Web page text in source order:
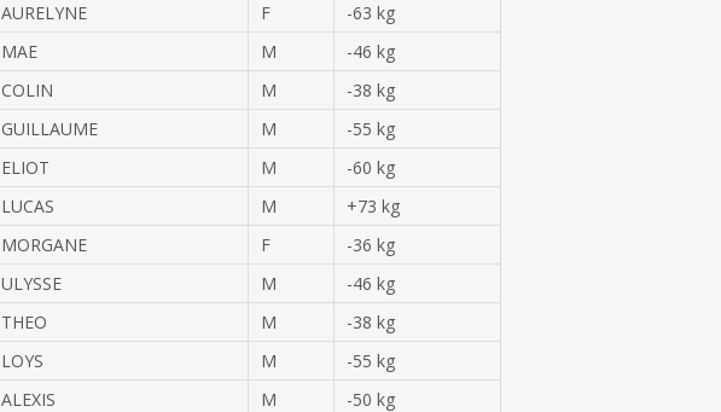
AURELYNE F
-63 kg
MAE M
-46 kg
COLIN M
-38 kg
GUILLAUME M
-55 kg
ELIOT M
-60 kg
LUCAS M
+73 kg
MORGANE F
-36 kg
ULYSSE M
-46 kg
THEO M
-38 kg
LOYS M
-55 kg
ALEXIS M
-50 kg